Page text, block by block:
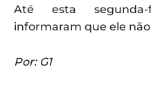
Até esta segunda-
informaram que ele
Por: G1